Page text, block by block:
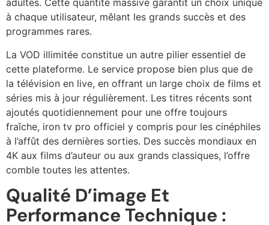
adultes. Cette quantité massive garantit un choix unique
à chaque utilisateur, mêlant les grands succès et des
programmes rares.
La VOD illimitée constitue un autre pilier essentiel de
cette plateforme. Le service propose bien plus que de
la télévision en live, en offrant un large choix de films et
séries mis à jour régulièrement. Les titres récents sont
ajoutés quotidiennement pour une offre toujours
fraîche, iron tv pro officiel y compris pour les cinéphiles
à l’affût des dernières sorties. Des succès mondiaux en
4K aux films d’auteur ou aux grands classiques, l’offre
comble toutes les attentes.
Qualité D’image Et
Performance Technique :